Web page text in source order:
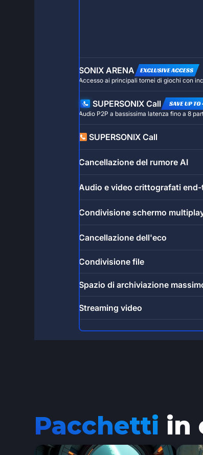
SONIX ARENA
Accesso ai principali tornei di giochi con
SUPERSONIX Call
Audio P2P a bassissima latenza fino a 8
SUPERSONIX Call
Cancellazione del rumore AI
Audio e video crittografati
Condivisione schermo
Cancellazione dell'eco
Condivisione file
Spazio di archiviazione
Streaming video
Pacchetti in